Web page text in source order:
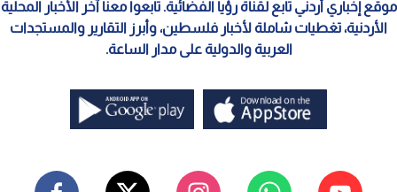
موقع إخباري أردني تابع لقناة رؤيا الفضائية. تابعوا معنا آخر الأخبار المحلية
الأردنية، تغطيات شاملة لأخبار فلسطين، وأبرز التقارير والمستجدات
العربية والدولية على مدار الساعة.